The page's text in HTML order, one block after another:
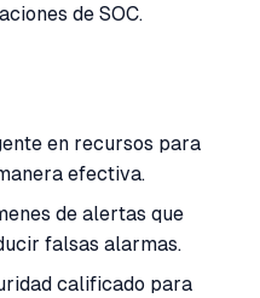
de SOC.
en recursos para
efectiva.
de alertas que
falsas alarmas.
calificado para